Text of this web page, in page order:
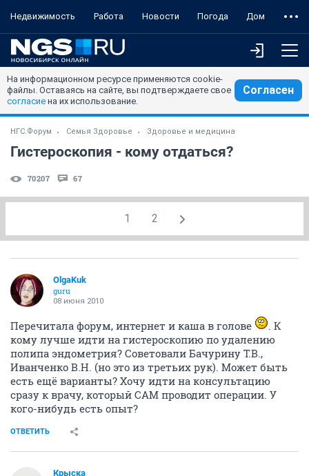
Недвижимость Работа Новости Погода Дом
На информационном ресурсе применяются cookie-
файлы. Оставаясь на сайте, вы подтверждаете свое
согласие на их использование.
Согласен
НГС.Форум Семья Здоровье Здоровье и медицина
Гистероскопия - кому отдаться?
70207 67
1 2
OlgaKuk
guru
08 июня 2010
Перечитала форум, интернет и каша в голове
. К
кому лучше идти на гистероскопию по удалению
полипа эндометрия? Советовали Бачурину Т.В.,
Иванченко В.Н. (но это из третьих рук). Может быть
есть ещё варианты? Хочу идти на консультацию
сразу к врачу, который САМ проводит операции. У
кого-нибудь есть опыт?
ОТВЕТИТЬ
Крыска